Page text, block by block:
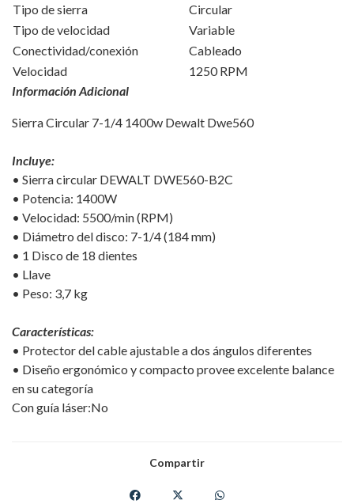
Tipo de sierra
Circular
Tipo de velocidad
Variable
Conectividad/conexión
Cableado
Velocidad
1250 RPM
Información Adicional
Sierra Circular 7-1/4 1400w Dewalt Dwe560
Incluye:
• Sierra circular DEWALT DWE560-B2C
• Potencia: 1400W
• Velocidad: 5500/min (RPM)
• Diámetro del disco: 7-1/4 (184 mm)
• 1 Disco de 18 dientes
• Llave
• Peso: 3,7 kg
Características:
• Protector del cable ajustable a dos ángulos diferentes
• Diseño ergonómico y compacto provee excelente balance
en su categoría
Con guía láser:No
Compartir